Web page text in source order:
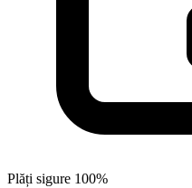
Plăți sigure 100%